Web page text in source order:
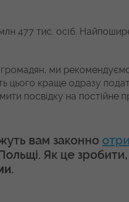
млн 477 тис. осіб.
ми
цього краще одразу
посвідку на постійне
вам законно
Як це зробити,
.